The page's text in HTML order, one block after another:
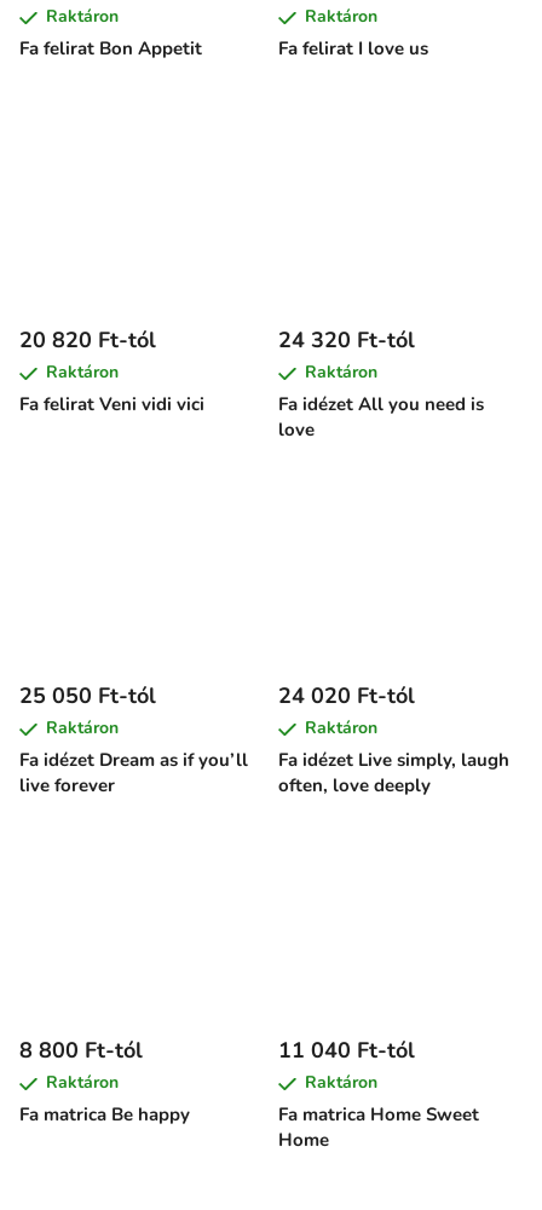
Fa felirat Bon Appetit
Raktáron
Fa felirat I love us
Raktáron
Fa felirat Veni vidi vici
20 820 Ft-tól
Raktáron
Fa idézet All you need is
love
24 320 Ft-tól
Raktáron
Fa idézet Dream as if you’ll
live forever
25 050 Ft-tól
Raktáron
Fa idézet Live simply, laugh
often, love deeply
24 020 Ft-tól
Raktáron
Fa matrica Be happy
8 800 Ft-tól
Raktáron
Fa matrica Home Sweet
Home
11 040 Ft-tól
Raktáron